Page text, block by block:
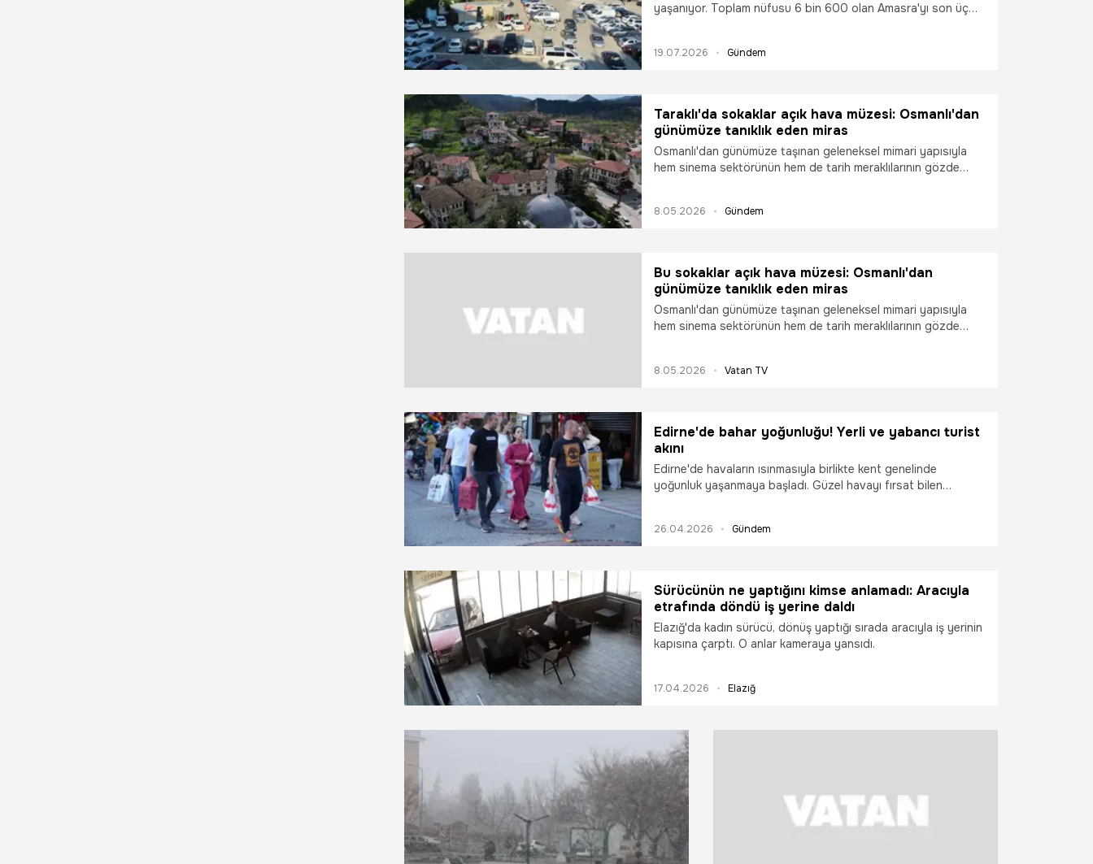
yaşanıyor. Toplam nüfusu 6 bin 600 olan Amasra'yı son üç
19.07.2026 Gündem
Taraklı'da sokaklar açık hava müzesi: Osmanlı'dan
günümüze tanıklık eden miras
Osmanlı'dan günümüze taşınan geleneksel mimari yapısıyla
hem sinema sektörünün hem de tarih meraklılarının gözde
atmosferde ağırlıyor.
8.05.2026 Gündem
Bu sokaklar açık hava müzesi: Osmanlı'dan
günümüze tanıklık eden miras
Osmanlı'dan günümüze taşınan geleneksel mimari yapısıyla
hem sinema sektörünün hem de tarih meraklılarının gözde
atmosferde ağırlıyor.
8.05.2026 Vatan TV
Edirne'de bahar yoğunluğu! Yerli ve yabancı turist
akını
Edirne'de havaların ısınmasıyla birlikte kent genelinde
yoğunluk yaşanmaya başladı. Güzel havayı fırsat bilen
26.04.2026 Gündem
Sürücünün ne yaptığını kimse anlamadı: Aracıyla
etrafında döndü iş yerine daldı
Elazığ'da kadın sürücü, dönüş yaptığı sırada aracıyla iş yerinin
kapısına çarptı. O anlar kameraya yansıdı.
17.04.2026 Elazığ